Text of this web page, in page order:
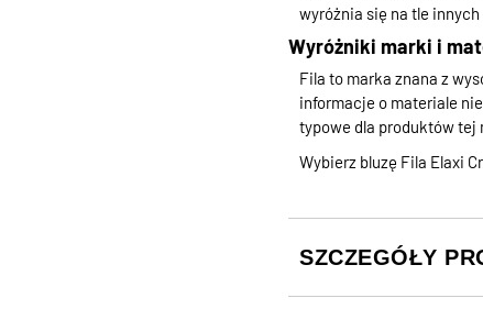
wyróżnia się na tle innych
Wyróżniki marki i
Fila to marka znana z
informacje o materiale
typowe dla produktów tej
Wybierz bluzę Fila Elaxi
SZCZEGÓŁY